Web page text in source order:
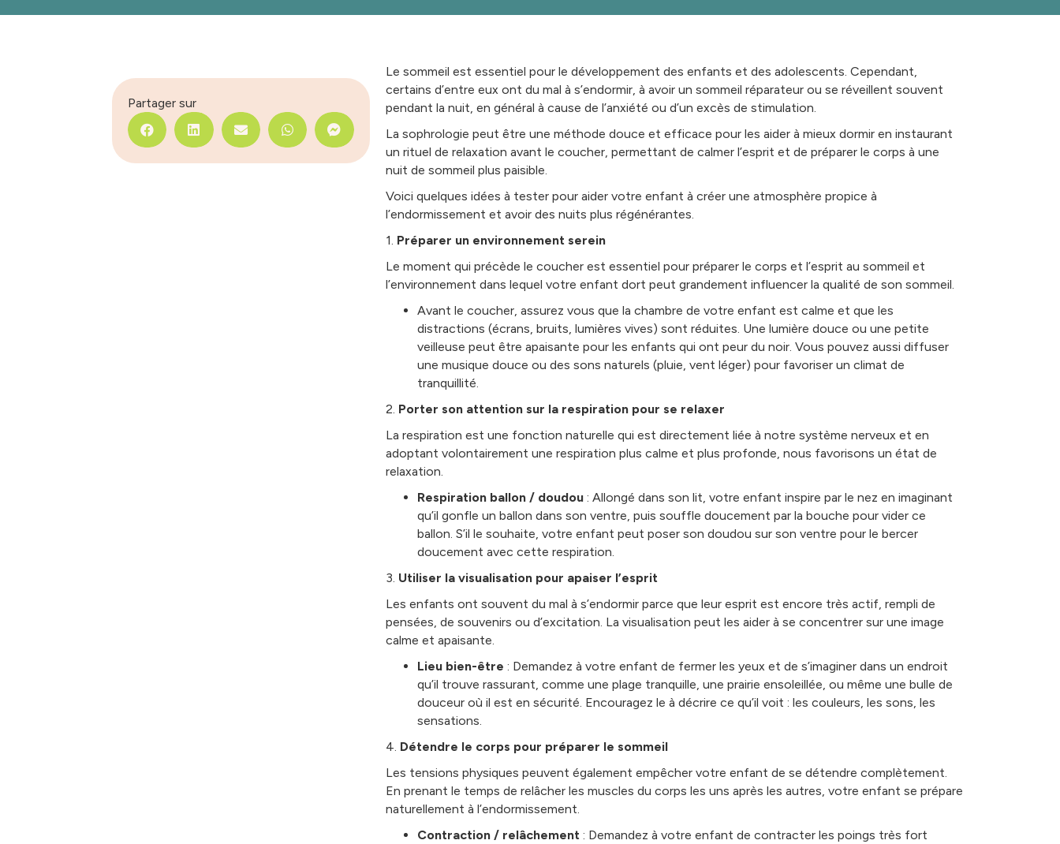
Partager sur
Le sommeil est essentiel pour le développement des enfants et des adolescents. Cependant,
certains d’entre eux ont du mal à s’endormir, à avoir un sommeil réparateur ou se réveillent souvent
pendant la nuit, en général à cause de l’anxiété ou d’un excès de stimulation.
La sophrologie peut être une méthode douce et efficace pour les aider à mieux dormir en instaurant
un rituel de relaxation avant le coucher, permettant de calmer l’esprit et de préparer le corps à une
nuit de sommeil plus paisible.
Voici quelques idées à tester pour aider votre enfant à créer une atmosphère propice à
l’endormissement et avoir des nuits plus régénérantes.
1. Préparer un environnement serein
Le moment qui précède le coucher est essentiel pour préparer le corps et l’esprit au sommeil et
l’environnement dans lequel votre enfant dort peut grandement influencer la qualité de son sommeil.
Avant le coucher, assurez vous que la chambre de votre enfant est calme et que les
distractions (écrans, bruits, lumières vives) sont réduites. Une lumière douce ou une petite
veilleuse peut être apaisante pour les enfants qui ont peur du noir. Vous pouvez aussi diffuser
une musique douce ou des sons naturels (pluie, vent léger) pour favoriser un climat de
tranquillité.
2. Porter son attention sur la respiration pour se relaxer
La respiration est une fonction naturelle qui est directement liée à notre système nerveux et en
adoptant volontairement une respiration plus calme et plus profonde, nous favorisons un état de
relaxation.
Respiration ballon / doudou: Allongé dans son lit, votre enfant inspire par le nez en imaginant
qu’il gonfle un ballon dans son ventre, puis souffle doucement par la bouche pour vider ce
ballon. S’il le souhaite, votre enfant peut poser son doudou sur son ventre pour le bercer
doucement avec cette respiration.
3. Utiliser la visualisation pour apaiser l’esprit
Les enfants ont souvent du mal à s’endormir parce que leur esprit est encore très actif, rempli de
pensées, de souvenirs ou d’excitation. La visualisation peut les aider à se concentrer sur une image
calme et apaisante.
Lieu bien-être : Demandez à votre enfant de fermer les yeux et de s’imaginer dans un endroit
qu’il trouve rassurant, comme une plage tranquille, une prairie ensoleillée, ou même une bulle de
douceur où il est en sécurité. Encouragez le à décrire ce qu’il voit : les couleurs, les sons, les
sensations.
4. Détendre le corps pour préparer le sommeil
Les tensions physiques peuvent également empêcher votre enfant de se détendre complètement.
En prenant le temps de relâcher les muscles du corps les uns après les autres, votre enfant se prépare
naturellement à l’endormissement.
Contraction / relâchement: Demandez à votre enfant de contracter les poings très fort